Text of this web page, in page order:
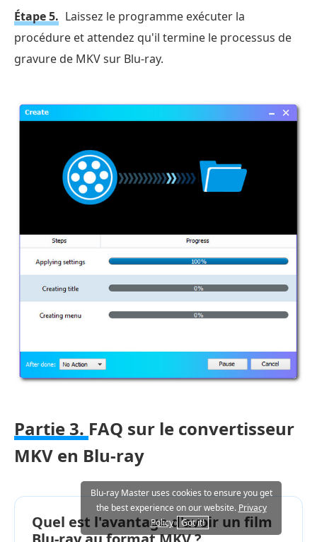
Étape 5. Laissez le programme exécuter la
procédure et attendez qu'il termine le processus de
gravure de MKV sur Blu-ray.
Partie 3. FAQ sur le convertisseur
MKV en Blu-ray
Quel est l'avantage d'avoir un film
Blu-ray Master uses cookies to ensure you get
the best experience on our website. Privacy
Policy
Got it!